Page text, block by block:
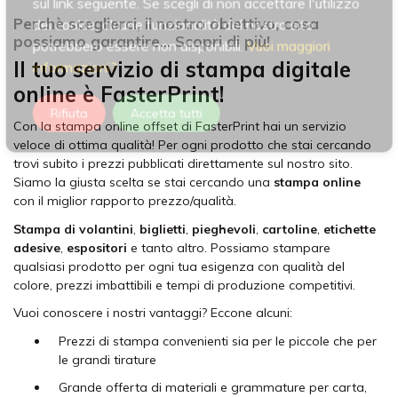
dei cookie, alcune funzionalità del nostro sito
potrebbero essere non disponibili. Vuoi maggiori
informazioni?
Rifiuta Accetta tutti
Perchè sceglierci, il nostro obiettivo, cosa
possiamo garantire... Scopri di più!
Il tuo servizio di stampa digitale
online è FasterPrint!
Con la stampa online offset di FasterPrint hai un servizio
veloce di ottima qualità! Per ogni prodotto che stai cercando
trovi subito i prezzi pubblicati direttamente sul nostro sito.
Siamo la giusta scelta se stai cercando una stampa online
con il miglior rapporto prezzo/qualità.
Stampa di volantini, biglietti, pieghevoli, cartoline, etichette
adesive, espositori e tanto altro. Possiamo stampare
qualsiasi prodotto per ogni tua esigenza con qualità del
colore, prezzi imbattibili e tempi di produzione competitivi.
Vuoi conoscere i nostri vantaggi? Eccone alcuni:
Prezzi di stampa convenienti sia per le piccole che per
le grandi tirature
Grande offerta di materiali e grammature per carta,